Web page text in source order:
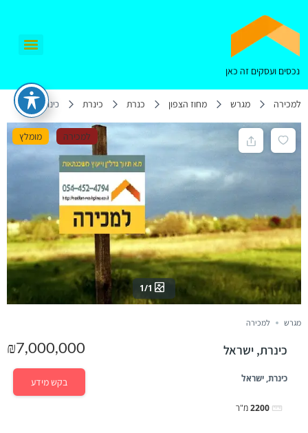
נכסים ועסקים זה כאן
למכירה מגרש מחוז הצפון כנרת כינרת כינרת, ישראל
למכירה מומלץ
1/1
מגרש למכירה
כינרת, ישראל
כינרת, ישראל
2200מ"ר
₪7,000,000
בקש מידע